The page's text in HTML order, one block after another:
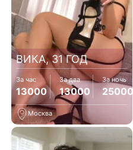
ВИКА, 31 ГОД
За час
13000
За два
13000
За ночь
25000
Москва